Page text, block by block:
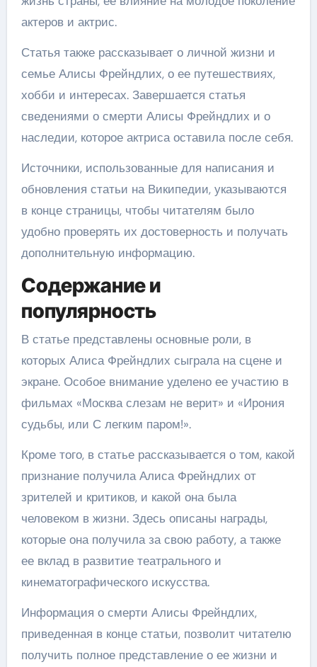
актеров и актрис.
Статья также рассказывает о личной жизни и
семье Алисы Фрейндлих, о ее путешествиях,
хобби и интересах. Завершается статья
сведениями о смерти Алисы Фрейндлих и о
наследии, которое актриса оставила после себя.
Источники, использованные для написания и
обновления статьи на Википедии, указываются
в конце страницы, чтобы читателям было
удобно проверять их достоверность и получать
дополнительную информацию.
Содержание и
популярность
В статье представлены основные роли, в
которых Алиса Фрейндлих сыграла на сцене и
экране. Особое внимание уделено ее участию в
фильмах «Москва слезам не верит» и «Ирония
судьбы, или С легким паром!».
Кроме того, в статье рассказывается о том, какой
признание получила Алиса Фрейндлих от
зрителей и критиков, и какой она была
человеком в жизни. Здесь описаны награды,
которые она получила за свою работу, а также
ее вклад в развитие театрального и
кинематографического искусства.
Информация о смерти Алисы Фрейндлих,
приведенная в конце статьи, позволит читателю
получить полное представление о ее жизни и